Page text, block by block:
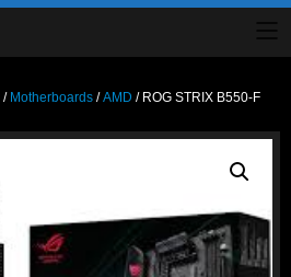
/ Motherboards /AMD / ROG STRIX B550-F